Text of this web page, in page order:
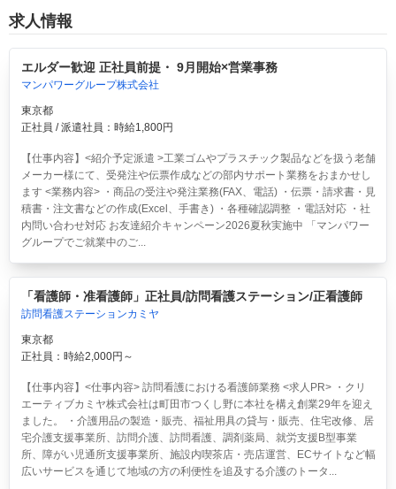
求人情報
エルダー歓迎 正社員前提・ 9月開始×営業事務
マンパワーグループ株式会社
東京都
正社員 / 派遣社員：時給1,800円
【仕事内容】<紹介予定派遣 >工業ゴムやプラスチック製品などを扱う老舗
メーカー様にて、受発注や伝票作成などの部内サポート業務をおまかせし
ます <業務内容> ・商品の受注や発注業務(FAX、電話) ・伝票・請求書・見
積書・注文書などの作成(Excel、手書き) ・各種確認調整 ・電話対応 ・社
内問い合わせ対応 お友達紹介キャンペーン2026夏秋実施中 「マンパワー
グループでご就業中のご...
「看護師・准看護師」正社員/訪問看護ステーション/正看護師
訪問看護ステーションカミヤ
東京都
正社員：時給2,000円～
【仕事内容】<仕事内容> 訪問看護における看護師業務 <求人PR> ・クリ
エーティブカミヤ株式会社は町田市つくし野に本社を構え創業29年を迎え
ました。 ・介護用品の製造・販売、福祉用具の貸与・販売、住宅改修、居
宅介護支援事業所、訪問介護、訪問看護、調剤薬局、就労支援B型事業
所、障がい児通所支援事業所、施設内喫茶店・売店運営、ECサイトなど幅
広いサービスを通じて地域の方の利便性を追及する介護のトータ...